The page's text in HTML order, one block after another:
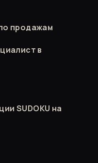
продажам
в
SUDOKU на